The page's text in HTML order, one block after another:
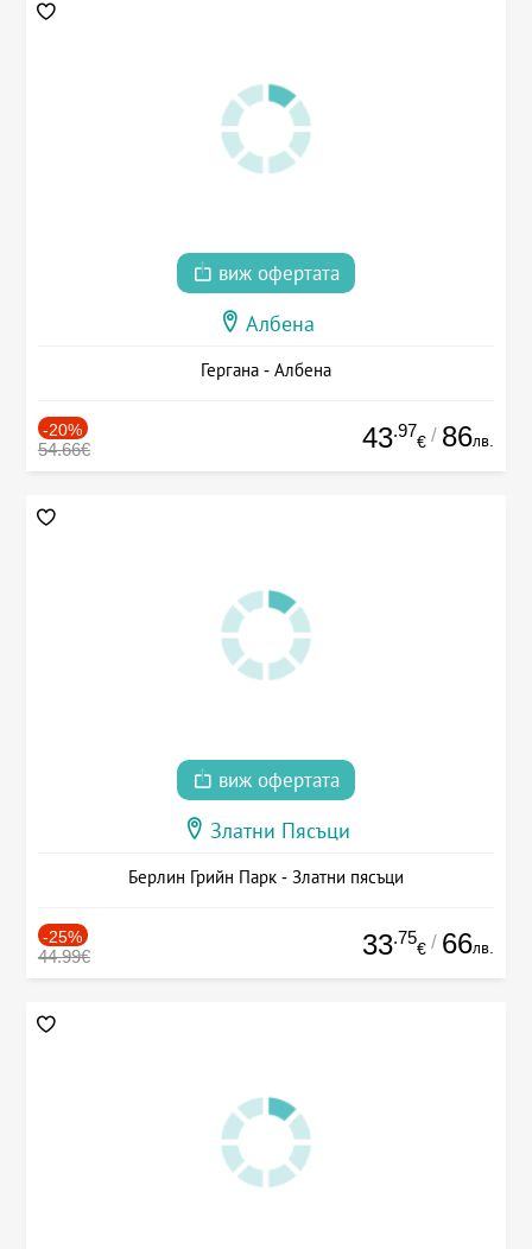
виж офертата
Албена
Гергана - Албена
-20%
54.66€ 43.97
€ / 86лв.
виж офертата
Златни Пясъци
Берлин Грийн Парк - Златни пясъци
-25%
44.99€ 33.75
€ / 66лв.